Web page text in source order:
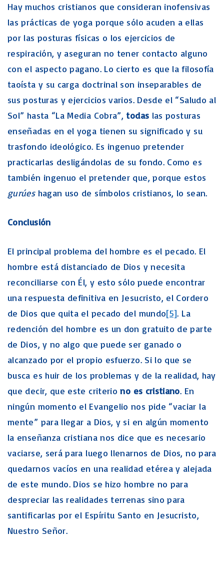
Hay muchos cristianos que consideran inofensivas
las prácticas de yoga porque sólo acuden a ellas
por las posturas físicas o los ejercicios de
respiración, y aseguran no tener contacto alguno
con el aspecto pagano. Lo cierto es que la filosofía
taoísta y su carga doctrinal son inseparables de
sus posturas y ejercicios varios. Desde el “Saludo al
Sol” hasta “La Media Cobra”, todas las posturas
enseñadas en el yoga tienen su significado y su
trasfondo ideológico. Es ingenuo pretender
practicarlas desligándolas de su fondo. Como es
también ingenuo el pretender que, porque estos
gurúes hagan uso de símbolos cristianos, lo sean.
Conclusión
El principal problema del hombre es el pecado. El
hombre está distanciado de Dios y necesita
reconciliarse con Él, y esto sólo puede encontrar
una respuesta definitiva en Jesucristo, el Cordero
de Dios que quita el pecado del mundo[5]. La
redención del hombre es un don gratuito de parte
de Dios, y no algo que puede ser ganado o
alcanzado por el propio esfuerzo. Si lo que se
busca es huir de los problemas y de la realidad, hay
que decir, que este criteriono es cristiano. En
ningún momento el Evangelio nos pide “vaciar la
mente” para llegar a Dios, y si en algún momento
la enseñanza cristiana nos dice que es necesario
vaciarse, será para luego llenarnos de Dios, no para
quedarnos vacíos en una realidad etérea y alejada
de este mundo. Dios se hizo hombre no para
despreciar las realidades terrenas sino para
santificarlas por el Espíritu Santo en Jesucristo,
Nuestro Señor.